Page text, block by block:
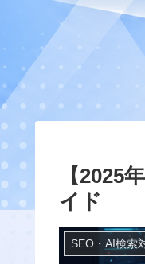
【2025
イド
SEO・AI検索